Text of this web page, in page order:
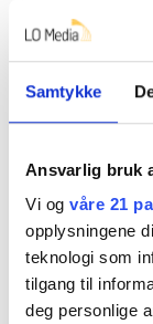
Samtykke
Ansvarlig bruk
Vi og våre 21
opplysningene
teknologi som
tilgang til
deg personlige
* Det skal
for
* Stortinget
ikke i